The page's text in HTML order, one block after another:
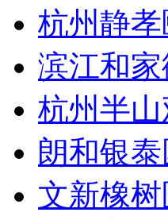
杭州静
滨江和
杭州半
朗和银
文新橡